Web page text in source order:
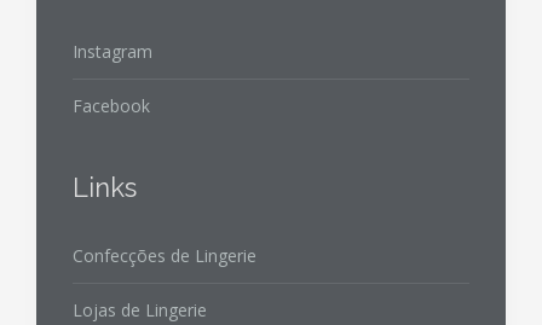
Instagram
Facebook
Links
Confecções de Lingerie
Lojas de Lingerie